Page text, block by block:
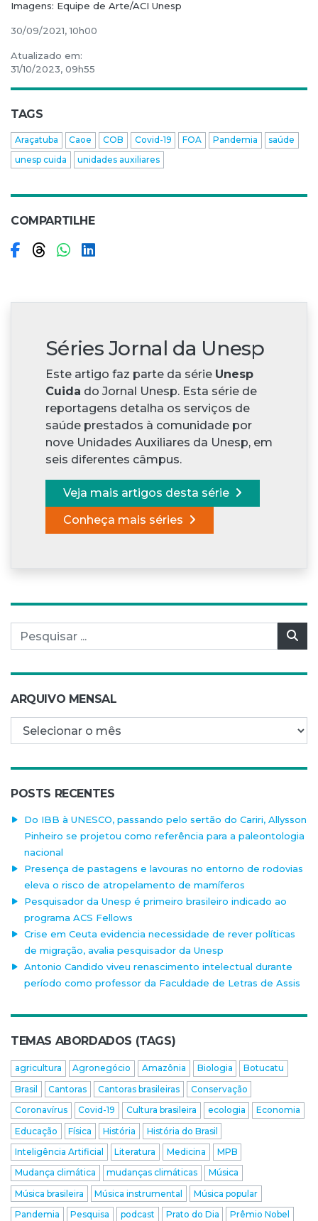
Imagens: Equipe de Arte/ACI Unesp
30/09/2021, 10h00
Atualizado em:
31/10/2023, 09h55
TAGS
Araçatuba Caoe COB Covid-19 FOA Pandemia
saúde
unesp cuida
unidades auxiliares
COMPARTILHE
Compartilhar no Facebook
Compartilhar no Threads
Compartilhar no WhatsApp
Compartilhar no LinkedIn
Séries Jornal da Unesp
Este artigo faz parte da série Unesp
Cuida do Jornal Unesp. Esta série de
reportagens detalha os serviços de
saúde prestados à comunidade por
nove Unidades Auxiliares da Unesp, em
seis diferentes câmpus.
Veja mais artigos desta série
Conheça mais séries
Pesquisar por:
ARQUIVO MENSAL
Arquivo mensal
POSTS RECENTES
Do IBB à UNESCO, passando pelo sertão do Cariri, Allysson
Pinheiro se projetou como referência para a paleontologia
nacional
Presença de pastagens e lavouras no entorno de rodovias
eleva o risco de atropelamento de mamíferos
Pesquisador da Unesp é primeiro brasileiro indicado ao
programa ACS Fellows
Crise em Ceuta evidencia necessidade de rever políticas
de migração, avalia pesquisador da Unesp
Antonio Candido viveu renascimento intelectual durante
período como professor da Faculdade de Letras de Assis
TEMAS ABORDADOS (TAGS)
agricultura Agronegócio Amazônia Biologia
Botucatu
Brasil
Cantoras Cantoras brasileiras
Conservação
Coronavírus
Covid-19 Cultura brasileira ecologia
Economia
Educação
Física História
História do Brasil
Inteligência Artificial
Literatura Medicina
MPB
Mudança climática
mudanças climáticas
Música
Música brasileira
Música instrumental
Música popular
Pandemia
Pesquisa podcast Prato do Dia
Prêmio Nobel